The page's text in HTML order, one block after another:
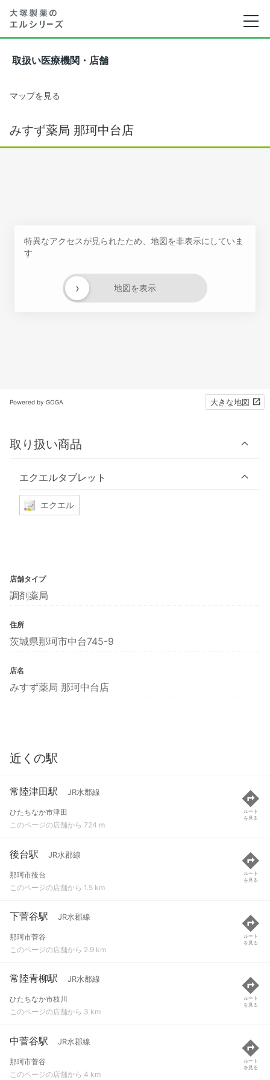
取扱い医療機関・店舗
マップを見る
みすず薬局 那珂中台店
特異なアクセスが見られたため、地図を非表示にしていま
す
地図を表示
›
Powered by GOGA 大きな地図
取り扱い商品
エクエルタブレット
エクエル
店舗タイプ
調剤薬局
住所
茨城県那珂市中台745-9
店名
みすず薬局 那珂中台店
近くの駅
常陸津田駅 JR水郡線
ひたちなか市津田
このページの店舗から 724 m
ルート
を見る
後台駅 JR水郡線
那珂市後台
このページの店舗から 1.5 km
ルート
を見る
下菅谷駅 JR水郡線
那珂市菅谷
このページの店舗から 2.9 km
ルート
を見る
常陸青柳駅 JR水郡線
ひたちなか市枝川
このページの店舗から 3 km
ルート
を見る
中菅谷駅 JR水郡線
那珂市菅谷
このページの店舗から 4 km
ルート
を見る